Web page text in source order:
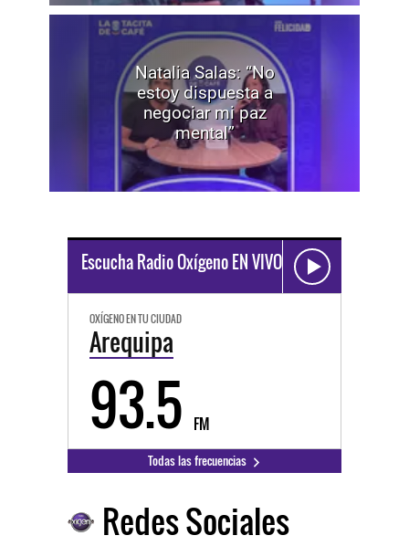
Natalia Salas: “No
estoy dispuesta a
negociar mi paz
mental”
Escucha Radio Oxígeno EN VIVO
OXÍGENO EN TU CIUDAD
Arequipa
93.5 FM
Todas las frecuencias
Redes Sociales